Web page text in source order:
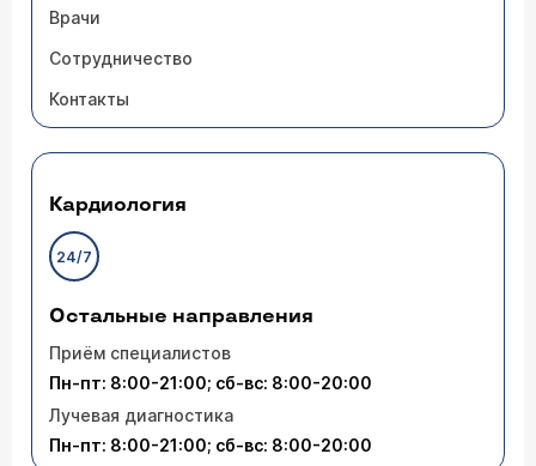
Врачи
Сотрудничество
Контакты
Кардиология
24/7
Остальные направления
Приём специалистов
Пн-пт: 8:00-21:00; сб-вс: 8:00-20:00
Лучевая диагностика
Пн-пт: 8:00-21:00; сб-вс: 8:00-20:00